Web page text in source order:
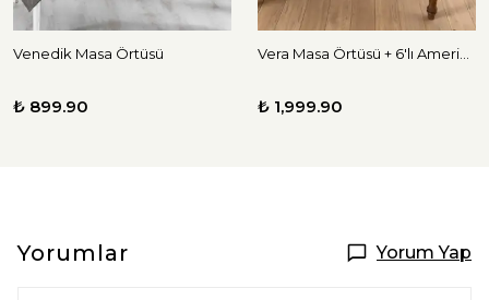
Venedik Masa Örtüsü
₺ 899.90 ₺ 1,999.90
Yorumlar Yorum Yap